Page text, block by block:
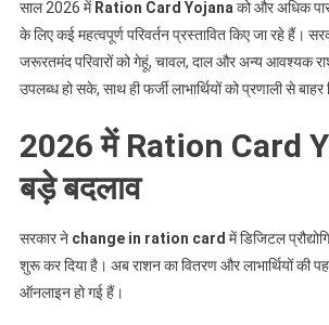
साल 2026 में Ration Card Yojana को और अधिक
के लिए कई महत्वपूर्ण परिवर्तन प्रस्तावित किए जा रहे हैं।
जरूरतमंद परिवारों को गेहूं, चावल, दाल और अन्य आवश्यक
उपलब्ध हो सके, साथ ही फर्जी लाभार्थियों को प्रणाली से
2026 में Ration Card
बड़े बदलाव
सरकार ने change in ration card में डिजिटल
शुरू कर दिया है। अब राशन का वितरण और लाभार्थियों की
ऑनलाइन हो गई हैं।